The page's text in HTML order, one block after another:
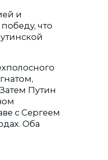
и
что
Путин
с Сергеем
Оба